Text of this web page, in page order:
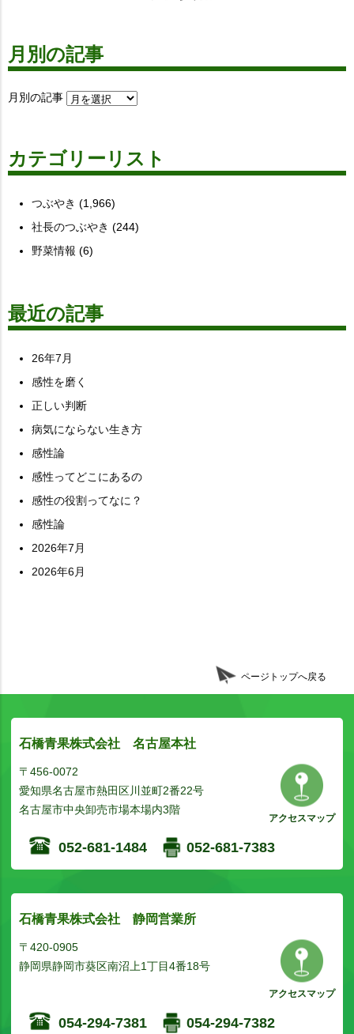
月別の記事
月別の記事
カテゴリーリスト
つぶやき (1,966)
社長のつぶやき (244)
野菜情報 (6)
最近の記事
26年7月
感性を磨く
正しい判断
病気にならない生き方
感性論
感性ってどこにあるの
感性の役割ってなに？
感性論
2026年7月
2026年6月
ページトップへ戻る
石橋青果株式会社 名古屋本社
〒456-0072
愛知県名古屋市熱田区川並町2番22号
名古屋市中央卸売市場本場内3階
アクセスマップ
052-681-1484 052-681-7383
石橋青果株式会社 静岡営業所
〒420-0905
静岡県静岡市葵区南沼上1丁目4番18号
アクセスマップ
054-294-7381 054-294-7382